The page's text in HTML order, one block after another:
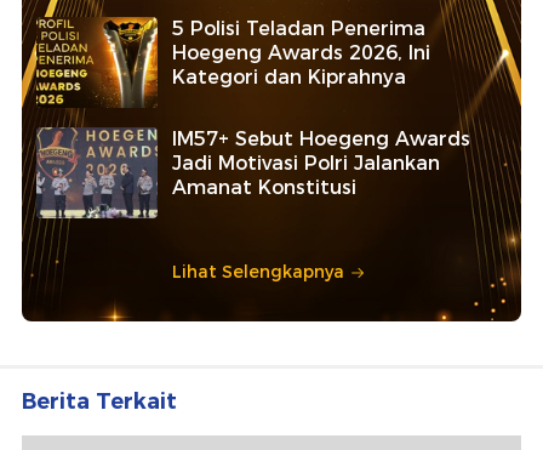
5 Polisi Teladan Penerima
Hoegeng Awards 2026, Ini
Kategori dan Kiprahnya
IM57+ Sebut Hoegeng Awards
Jadi Motivasi Polri Jalankan
Amanat Konstitusi
Lihat Selengkapnya
Berita Terkait